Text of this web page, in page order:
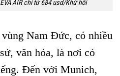
AIR chỉ từ 684 usd/Khứ hồi
Nam Đức, có nhiều
văn hóa, là nơi có
Đến với Munich,